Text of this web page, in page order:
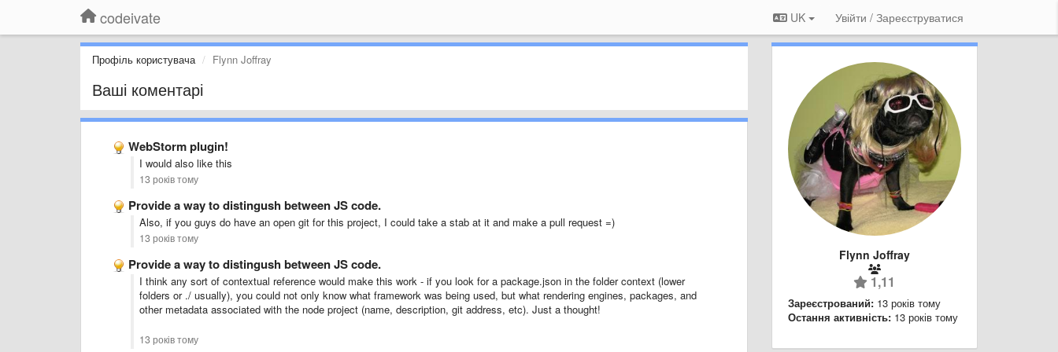
codeivate UK Увійти / Зареєструватися
Профіль користувача Flynn Joffray
Ваші коментарі
WebStorm plugin!
I would also like this
13 років тому
Provide a way to distingush between JS code.
Also, if you guys do have an open git for this project, I could take a stab at it and make a pull request =)
13 років тому
Provide a way to distingush between JS code.
I think any sort of contextual reference would make this work - if you look for a package.json in the folder context (lower
folders or ./ usually), you could not only know what framework was being used, but what rendering engines, packages, and
other metadata associated with the node project (name, description, git address, etc). Just a thought!
13 років тому
Flynn Joffray
1,11
Зареєстрований: 13 років тому
Остання активність: 13 років тому